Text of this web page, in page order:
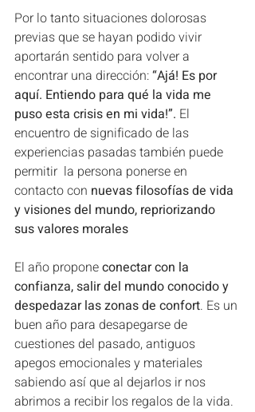
Por lo tanto situaciones dolorosas
previas que se hayan podido vivir
aportarán sentido para volver a
encontrar una dirección: “Ajá! Es por
aquí. Entiendo para qué la vida me
puso esta crisis en mi vida!”. El
encuentro de significado de las
experiencias pasadas también puede
permitir  la persona ponerse en
contacto con nuevas filosofías de vida
y visiones del mundo, repriorizando
sus valores morales
El año propone conectar con la
confianza, salir del mundo conocido y
despedazar las zonas de confort. Es un
buen año para desapegarse de
cuestiones del pasado, antiguos
apegos emocionales y materiales
sabiendo así que al dejarlos ir nos
abrimos a recibir los regalos de la vida.